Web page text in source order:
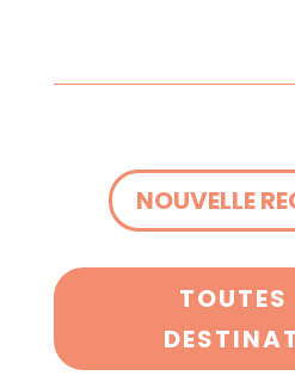
NOUVELLE
TOUTES